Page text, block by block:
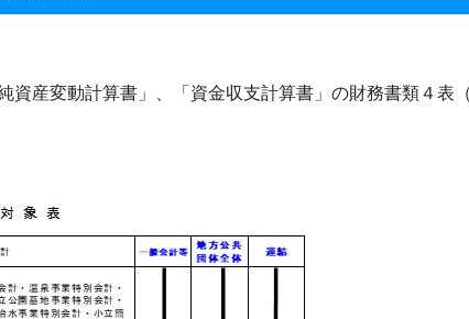
産変動計算書」、「資金収支計算書」の財務書類４表